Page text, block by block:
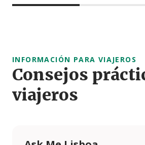
INFORMACIÓN PARA VIAJEROS
Consejos
viajeros